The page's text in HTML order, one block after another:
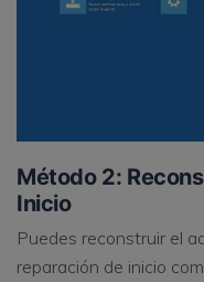
Método 2:
Inicio
Puedes reconstruir el
reparación de inicio